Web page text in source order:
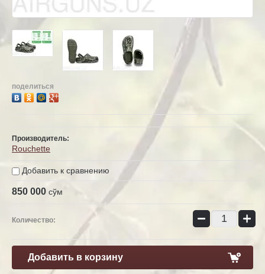
поделиться
Производитель:
Rouchette
Добавить к сравнению
850 000 сўм
Количество: − +
Добавить в корзину